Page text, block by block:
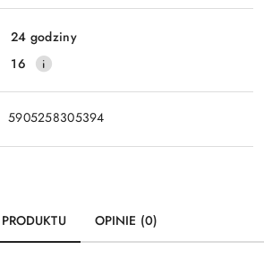
Wyślij
24 godziny
16
5905258305394
OPINIE (0)